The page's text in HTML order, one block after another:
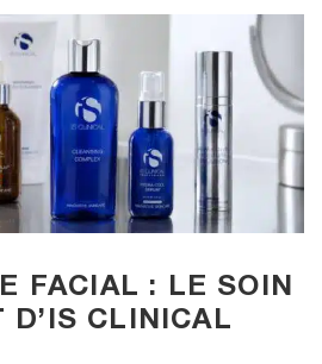
FACIAL : LE SOIN
D’IS CLINICAL